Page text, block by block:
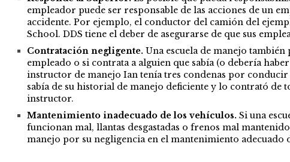
empleador puede ser responsable de las acciones de un
accidente. Por ejemplo, el conductor del camión del
School. DDS tiene el deber de asegurarse de que sus
Contratación negligente. Una escuela de manejo
empleado o si contrata a alguien que sabía (o debería
instructor de manejo Ian tenía tres condenas por
sabía de su historial de manejo deficiente y lo contrató
instructor.
Mantenimiento inadecuado de los vehículos. Si una
funcionan mal, llantas desgastadas o frenos mal
manejo por su negligencia en el mantenimiento adecuado